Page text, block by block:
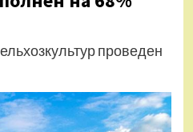
проведен